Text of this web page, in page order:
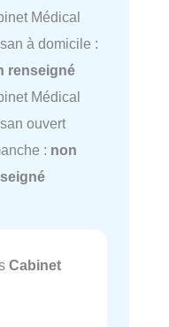
Médical
à domicile :
renseigné
Médical
ouvert
: non
Cabinet